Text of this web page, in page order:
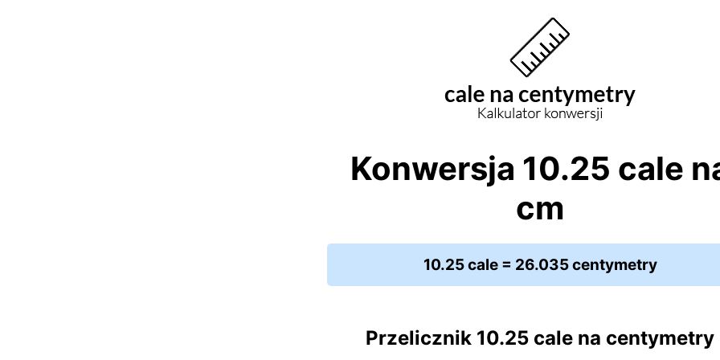
Konwersja 10.25 cale
cm
10.25 cale = 26.035 centymetry
Przelicznik 10.25 cale na centymetry